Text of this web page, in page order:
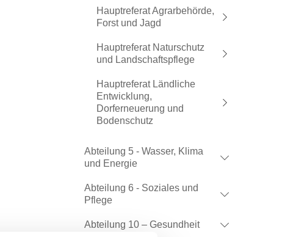
Hauptreferat Agrarbehörde,
Forst und Jagd
Hauptreferat Naturschutz
und Landschaftspflege
Hauptreferat Ländliche
Entwicklung,
Dorferneuerung und
Bodenschutz
Abteilung 5 - Wasser, Klima
und Energie
Abteilung 6 - Soziales und
Pflege
Abteilung 10 – Gesundheit